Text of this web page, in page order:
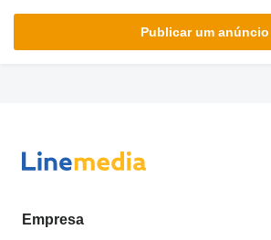
Publicar um anúncio
Empresa